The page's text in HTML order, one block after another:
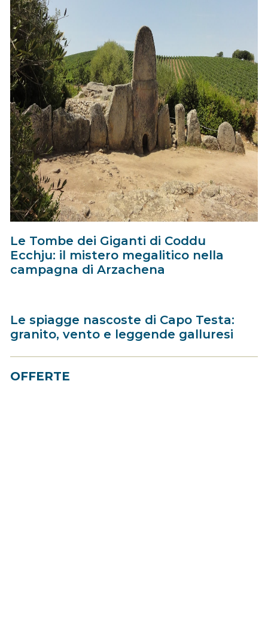
Le Tombe dei Giganti di Coddu
Ecchju: il mistero megalitico nella
campagna di Arzachena
Le spiagge nascoste di Capo Testa:
granito, vento e leggende galluresi
OFFERTE